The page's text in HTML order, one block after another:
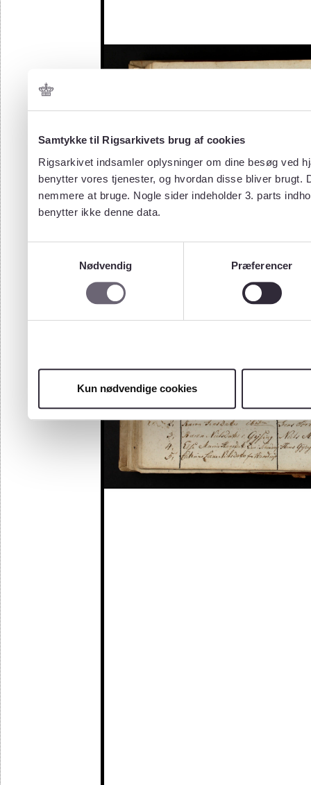
Samtykke til Rigsarkivets brug af cookies
Rigsarkivet indsamler oplysninger om dine besøg ved
benytter vores tjenester, og hvordan disse bliver
nemmere at bruge. Nogle sider indeholder 3. parts
benytter ikke denne data.
Nødvendig
Præferencer
Kun nødvendige cookies